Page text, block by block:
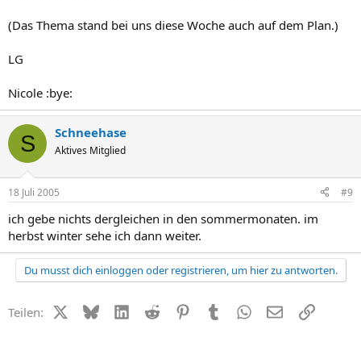
(Das Thema stand bei uns diese Woche auch auf dem Plan.)
LG
Nicole :bye:
S Schneehase
Aktives Mitglied
18 Juli 2005 #9
ich gebe nichts dergleichen in den sommermonaten. im
herbst winter sehe ich dann weiter.
Du musst dich einloggen oder registrieren, um hier zu antworten.
Teilen: X (Twitter)
BlueskyLinkedIn
Reddit PinterestTumblr WhatsApp
E-MailLink